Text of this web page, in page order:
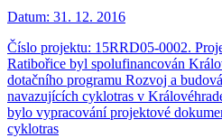
Datum: 31. 12. 2016
Číslo projektu: 15RRD05-0002.
Ratibořice byl spolufinancován
dotačního programu Rozvoj a
navazujících cyklotras v
bylo vypracování projektové
cyklotras